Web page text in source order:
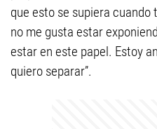
que esto se supiera cuando
no me gusta estar
estar en este papel. Estoy
quiero separar”.